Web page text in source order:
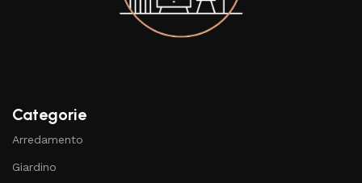
Categorie
Arredamento
Giardino